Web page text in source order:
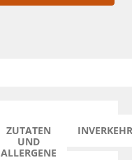
ZUTATEN
UND
ALLERGENE